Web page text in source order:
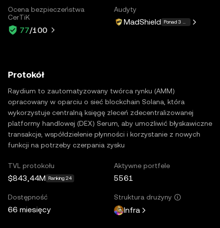
Ocena bezpieczeństwa
CerTiK
77/100
Audyty
MadShield Ponad 3 więcej
Protokół
Raydium to zautomatyzowany twórca rynku (AMM)
opracowany w oparciu o sieć blockchain Solana, która
wykorzystuje centralną księgę zleceń zdecentralizowanej
platformy handlowej (DEX) Serum, aby umożliwić błyskawiczne
transakcje, współdzielenie płynności i korzystanie z nowych
funkcji na potrzeby czerpania zysku
TVL protokołu
$843,44M Ranking 24
Aktywne portfele
5561
Dostępność
66 miesięcy
Struktura drużyny
Infra